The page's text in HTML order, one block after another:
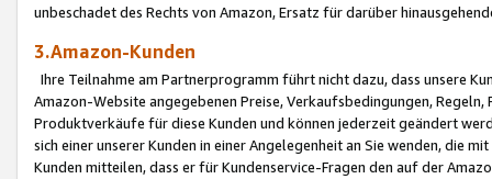
unbeschadet des Rechts von Amazon, Ersatz für darüber
3.Amazon-Kunden
Ihre Teilnahme am Partnerprogramm führt nicht dazu, dass unsere
Amazon-Website angegebenen Preise, Verkaufsbedingungen,
Produktverkäufe für diese Kunden und können jederzeit geändert
sich einer unserer Kunden in einer Angelegenheit an Sie wenden, die
Kunden mitteilen, dass er für Kundenservice-Fragen den auf der